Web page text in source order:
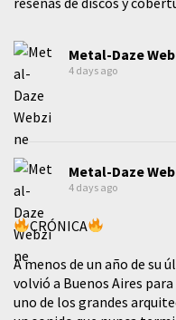
Metal-Daze
4 days ago
Metal-Daze
4 days ago
CRÓNICA
A menos de un año de
volvió a Buenos Aires
uno de los grandes